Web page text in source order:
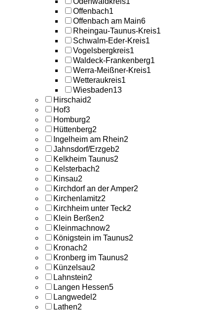
Offenbach1
Offenbach am Main6
Rheingau-Taunus-Kreis1
Schwalm-Eder-Kreis1
Vogelsbergkreis1
Waldeck-Frankenberg1
Werra-Meißner-Kreis1
Wetteraukreis1
Wiesbaden13
Hirschaid2
Hof3
Homburg2
Hüttenberg2
Ingelheim am Rhein2
Jahnsdorf/Erzgeb2
Kelkheim Taunus2
Kelsterbach2
Kinsau2
Kirchdorf an der Amper2
Kirchenlamitz2
Kirchheim unter Teck2
Klein Berßen2
Kleinmachnow2
Königstein im Taunus2
Kronach2
Kronberg im Taunus2
Künzelsau2
Lahnstein2
Langen Hessen5
Langwedel 2
Lathen2